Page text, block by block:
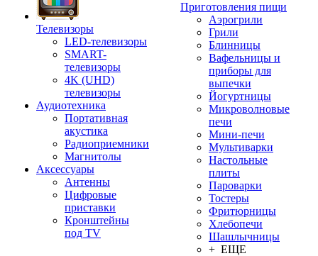
Телевизоры
LED-телевизоры
SMART-
телевизоры
4K (UHD)
телевизоры
Аудиотехника
Портативная
акустика
Радиоприемники
Магнитолы
Аксессуары
Антенны
Цифровые
приставки
Кронштейны
под TV
Приготовления пищи
Аэрогрили
Грили
Блинницы
Вафельницы и
приборы для
выпечки
Йогуртницы
Микроволновые
печи
Мини-печи
Мультиварки
Настольные
плиты
Пароварки
Тостеры
Фритюрницы
Хлебопечи
Шашлычницы
+ ЕЩЕ